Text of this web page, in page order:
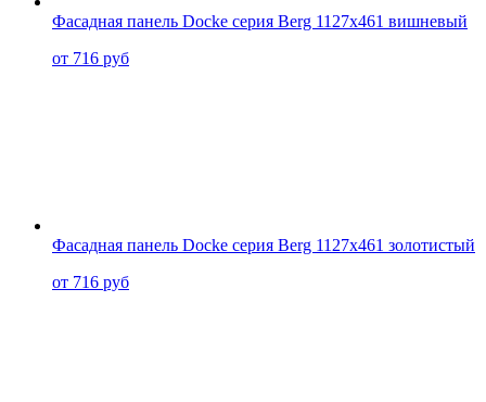
Фасадная панель Docke серия Berg 1127x461 вишневый
от 716 руб
Фасадная панель Docke серия Berg 1127x461 золотистый
от 716 руб